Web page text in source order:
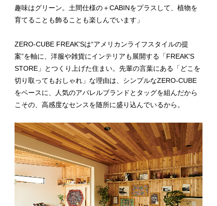
趣味はグリーン。土間仕様の＋CABINをプラスして、植物を
育てることも飾ることも楽しんでいます」
ZERO-CUBE FREAK'Sは“アメリカンライフスタイルの提
案”を軸に、洋服や雑貨にインテリアも展開する「FREAK'S
STORE」とつくり上げた住まい。先輩の言葉にある「どこを
切り取ってもおしゃれ」な理由は、シンプルなZERO-CUBE
をベースに、人気のアパレルブランドとタッグを組んだから
こその、高感度なセンスを随所に盛り込んでいるから。